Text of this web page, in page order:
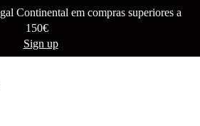
Continental em compras superiores a
150€
Sign up